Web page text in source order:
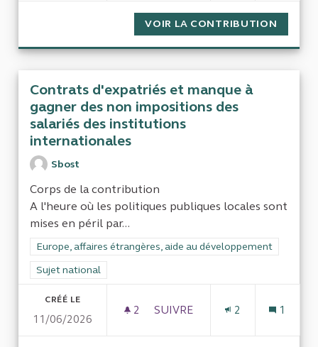
VOIR LA CONTRIBUTION
Contrats d'expatriés et manque à
gagner des non impositions des
salariés des institutions
internationales
Sbost
Corps de la contribution
A l'heure où les politiques publiques locales sont
mises en péril par...
Filtrer les résultats de la catégorie : Europe, affaires
Europe, affaires étrangères, aide au développement
Filtrer les résultats pour le secteur : Sujet national
Sujet national
CRÉÉ LE
11/06/2026
2 2 ABONNÉS
SUIVRE
2 1